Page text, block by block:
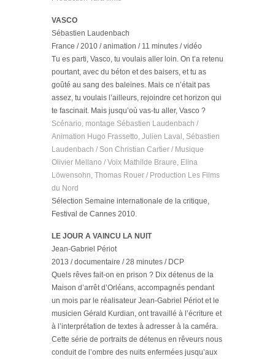
VASCO
Sébastien Laudenbach
France / 2010 / animation / 11 minutes / vidéo
Tu es parti, Vasco, tu voulais aller loin. On t’a retenu
pourtant, avec du béton et des baisers, et tu as
goûté au sang des baleines. Mais ce n’était pas
assez, tu voulais l’ailleurs, rejoindre cet horizon qui
te fascinait. Mais jusqu’où vas-tu aller, Vasco ?
Scénario, montage Sébastien Laudenbach /
Animation Hugo Frassetto, Julien Laval, Sébastien
Laudenbach / Son Christian Cartier / Musique
Olivier Mellano / Voix Mathilde Braure, Elina
Löwensohn, Thomas Rouer / Production Les Films
du Nord
Sélection Semaine internationale de la critique,
Festival de Cannes 2010.
LE JOUR A VAINCU LA NUIT
Jean-Gabriel Périot
2013 / documentaire / 28 minutes / DCP
Quels rêves fait-on en prison ? Dix détenus de la
Maison d’arrêt d’Orléans, accompagnés pendant
un mois par le réalisateur Jean-Gabriel Périot et le
musicien Gérald Kurdian, ont travaillé à l’écriture et
à l’interprétation de textes à adresser à la caméra.
Cette série de portraits de détenus en rêveurs nous
conduit de l’ombre des nuits enfermées jusqu’aux